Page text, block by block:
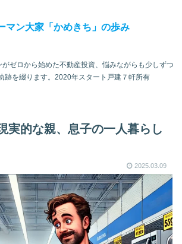
マン大家「かめきち」の歩み
ゼロから始めた不動産投資、悩みながらも少しずつ
跡を綴ります。2020年スタート戸建７軒所有
実的な親、息子の一人暮らし
2025.03.09